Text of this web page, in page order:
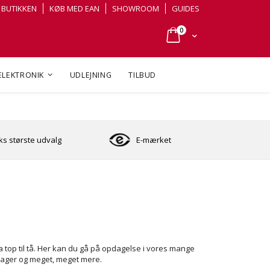
Cart
0varer
BUTIKKEN KØB MED EAN SHOWROOM GUIDES
UDLEJNING TILBUD
største udvalg E-mærket
til tå. Her kan du gå på opdagelse i vores mange
og meget, meget mere.